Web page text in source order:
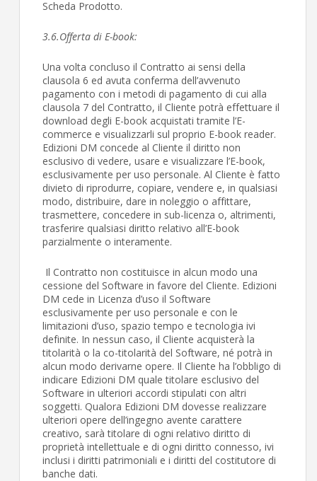
Scheda Prodotto.
3.6.Offerta di E-book:
Una volta concluso il Contratto ai sensi della
clausola 6 ed avuta conferma dell’avvenuto
pagamento con i metodi di pagamento di cui alla
clausola 7 del Contratto, il Cliente potrà effettuare il
download degli E-book acquistati tramite l’E-
commerce e visualizzarli sul proprio E-book reader.
Edizioni DM concede al Cliente il diritto non
esclusivo di vedere, usare e visualizzare l’E-book,
esclusivamente per uso personale. Al Cliente è fatto
divieto di riprodurre, copiare, vendere e, in qualsiasi
modo, distribuire, dare in noleggio o affittare,
trasmettere, concedere in sub-licenza o, altrimenti,
trasferire qualsiasi diritto relativo all’E-book
parzialmente o interamente.
Il Contratto non costituisce in alcun modo una
cessione del Software in favore del Cliente. Edizioni
DM cede in Licenza d’uso il Software
esclusivamente per uso personale e con le
limitazioni d’uso, spazio tempo e tecnologia ivi
definite. In nessun caso, il Cliente acquisterà la
titolarità o la co-titolarità del Software, né potrà in
alcun modo derivarne opere. Il Cliente ha l’obbligo di
indicare Edizioni DM quale titolare esclusivo del
Software in ulteriori accordi stipulati con altri
soggetti. Qualora Edizioni DM dovesse realizzare
ulteriori opere dell’ingegno avente carattere
creativo, sarà titolare di ogni relativo diritto di
proprietà intellettuale e di ogni diritto connesso, ivi
inclusi i diritti patrimoniali e i diritti del costitutore di
banche dati.